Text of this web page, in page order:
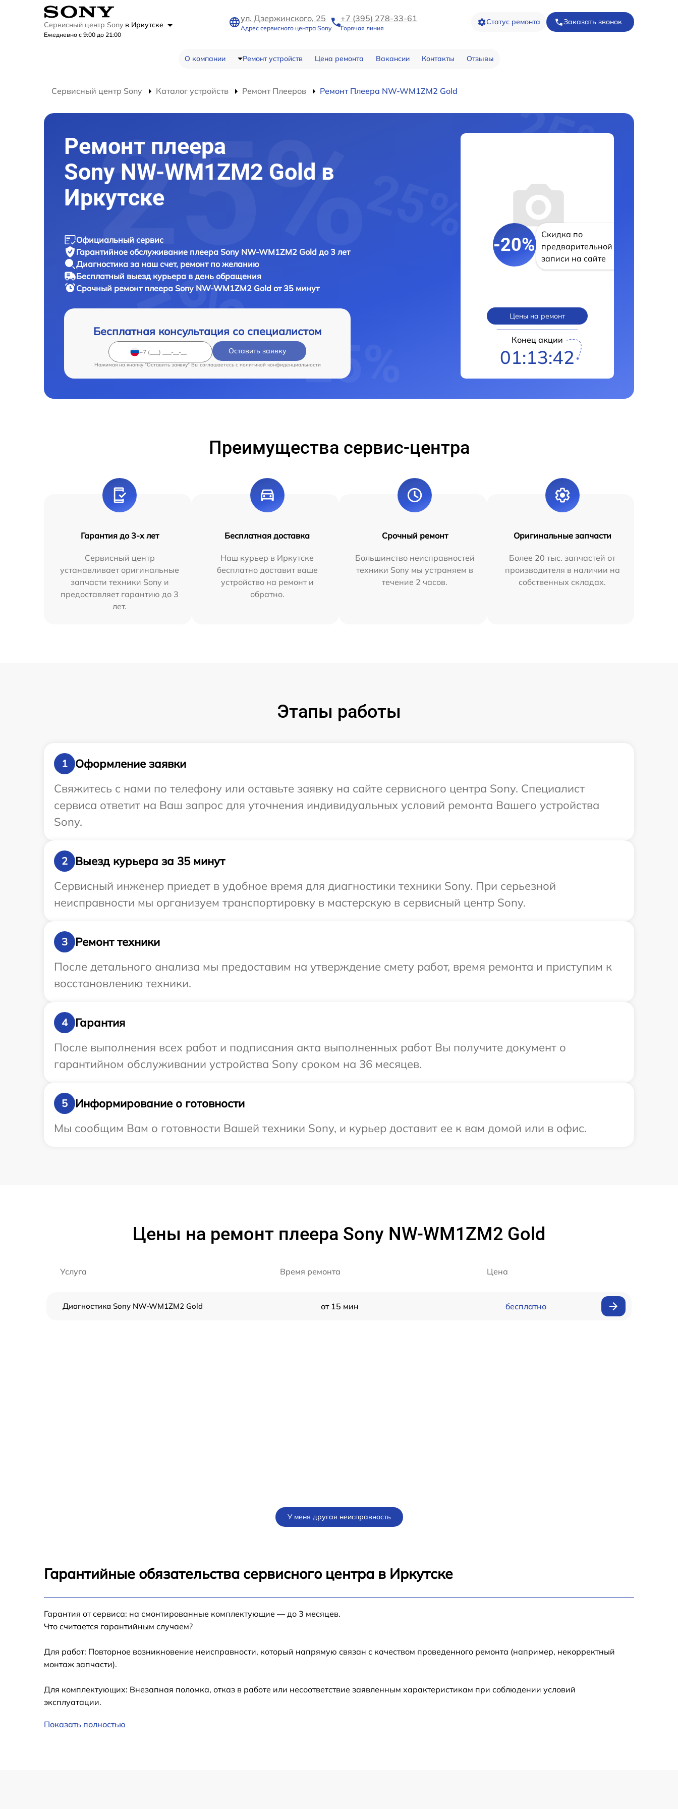
Сервисный центр Sony в Иркутске
Ежедневно с 9:00 до 21:00
ул. Дзержинского, 25
Адрес сервисного центра Sony
+7 (395) 278-33-61
Горячая линия
Статус ремонта Заказать звонок
О компании Ремонт устройств Цена ремонта Вакансии Контакты Отзывы
Сервисный центр Sony Каталог устройств Ремонт Плееров Ремонт Плеера NW-WM1ZM2 Gold
Ремонт плеера
Sony NW-WM1ZM2 Gold в
Иркутске
Официальный сервис
Гарантийное обслуживание плеера Sony NW-WM1ZM2 Gold до 3 лет
Диагностика за наш счет, ремонт по желанию
Бесплатный выезд курьера в день обращения
Срочный ремонт плеера Sony NW-WM1ZM2 Gold от 35 минут
Бесплатная консультация со специалистом
Оставить заявку
Нажимая на кнопку "Оставить заявку" Вы соглашаетесь c политикой конфиденциальности
-20%
Скидка по
предварительной
записи на сайте
Цены на ремонт
Конец акции
01:13:41
Преимущества сервис-центра
Гарантия до 3-х лет
Сервисный центр
устанавливает оригинальные
запчасти техники Sony и
предоставляет гарантию до 3
лет.
Бесплатная доставка
Наш курьер в Иркутске
бесплатно доставит ваше
устройство на ремонт и
обратно.
Срочный ремонт
Большинство неисправностей
техники Sony мы устраняем в
течение 2 часов.
Оригинальные запчасти
Более 20 тыс. запчастей от
производителя в наличии на
собственных складах.
Этапы работы
1
Оформление заявки
Свяжитесь с нами по телефону или оставьте заявку на сайте сервисного центра Sony. Специалист
сервиса ответит на Ваш запрос для уточнения индивидуальных условий ремонта Вашего устройства
Sony.
2
Выезд курьера за 35 минут
Сервисный инженер приедет в удобное время для диагностики техники Sony. При серьезной
неисправности мы организуем транспортировку в мастерскую в сервисный центр Sony.
3
Ремонт техники
После детального анализа мы предоставим на утверждение смету работ, время ремонта и приступим к
восстановлению техники.
4
Гарантия
После выполнения всех работ и подписания акта выполненных работ Вы получите документ о
гарантийном обслуживании устройства Sony сроком на 36 месяцев.
5
Информирование о готовности
Мы сообщим Вам о готовности Вашей техники Sony, и курьер доставит ее к вам домой или в офис.
Цены на ремонт плеера Sony NW-WM1ZM2 Gold
Услуга Время ремонта Цена
Диагностика Sony NW-WM1ZM2 Gold от 15 мин бесплатно
У меня другая неисправность
Гарантийные обязательства сервисного центра в Иркутске
Гарантия от сервиса: на смонтированные комплектующие — до 3 месяцев.
Что считается гарантийным случаем?
Для работ: Повторное возникновение неисправности, который напрямую связан с качеством проведенного ремонта (например, некорректный
монтаж запчасти).
Для комплектующих: Внезапная поломка, отказ в работе или несоответствие заявленным характеристикам при соблюдении условий
эксплуатации.
Показать полностью